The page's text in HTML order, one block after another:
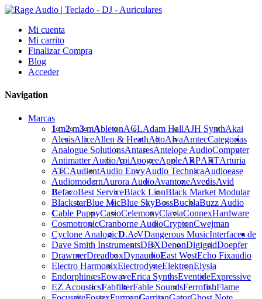
Mi cuenta
Mi carrito
Finalizar Compra
Blog
Acceder
Navigation
Marcas
1m2m3mAbletonACLAdam HallAJH SynthAkai
AlesisAliceAllen & HeathAltoAlvaAmtec
Analogue SolutionsAntaresAntelope Audio
Antimatter AudioApiApogeeAppleARPARTArturia
ATCAudientAudio EnvyAudio TechnicaAudioease
AudiomodernAurora AudioAvantoneAvedisAvid
BefacoBest ServiceBlack LionBlack Market Modular
BlackstarBlue MicBlue SkyBossBuchlaBuzz Audio
Cable PuppyCasioCelemonyClaviaConnex
CosmotronicCranborne AudioCryptonCwejman
Cyclone AnalogicD.A.VDangerous Music
Dave Smith InstrumentsDBXDenonDigigridDoepfer
DrawmerDreadboxDynaudioEast WestEcho Fix
Electro HarmonixElectrodyneElektronElysia
Endorphin.esEowaveErica SynthsEventideExpressive
EZ AcousticsFabfilterFable SoundsFerrofishFlame
Categorías
Computer
Hardware
Interfaces de
audio